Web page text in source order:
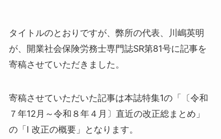
タイトルのとおりですが、弊所の代表、川嶋英明
が、開業社会保険労務士専門誌SR第81号に記事を
寄稿させていただきました。
寄稿させていただいた記事は本誌特集1の「 〔令和
７年12月～令和８年４月〕 直近の改正総まとめ」
の「Ⅰ 改正の概要」となります。